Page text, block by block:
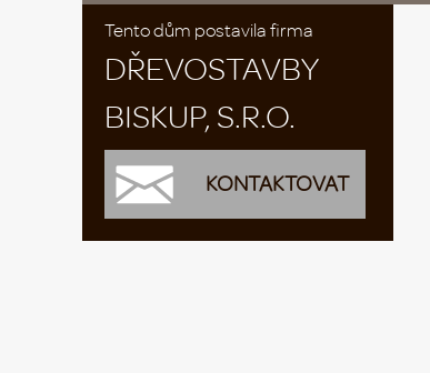
Tento dům postavila firma
DŘEVOSTAVBY
BISKUP, S.R.O.
KONTAKTOVAT